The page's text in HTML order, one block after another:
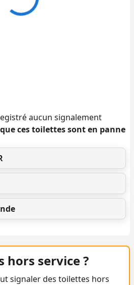
aucun signalement
ces toilettes sont en panne
hors service ?
signaler des toilettes hors